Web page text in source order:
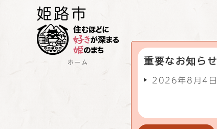
ホーム 重要なお知らせ
2026年8月4日